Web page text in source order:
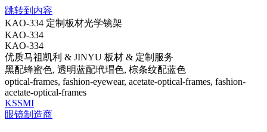
跳转到内容
KAO-334 定制板材光学镜架
KAO-334
KAO-334
优质马祖凯利 & JINYU 板材 & 定制服务
黑配蜂蜜色, 透明蓝配玳瑁色, 棕条纹配蓝色
optical-frames, fashion-eyewear, acetate-optical-frames, fashion-
acetate-optical-frames
KSSMI
眼镜制造商